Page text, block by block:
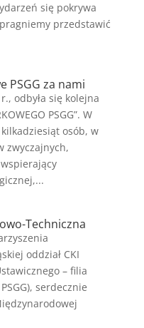
się pokrywa
przedstawić
PSGG za nami
odbyła się kolejna
PSGG”. W
osób, w
zwyczajnych,
Techniczna
oddział CKI
– filia
serdecznie